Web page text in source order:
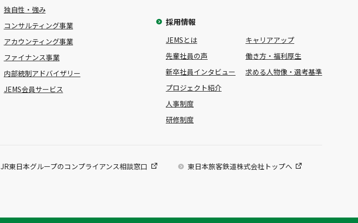
独自性・強み
コンサルティング事業
アカウンティング事業
ファイナンス事業
内部統制アドバイザリー
JEMS会員サービス
採用情報
JEMSとは
先輩社員の声
新卒社員インタビュー
プロジェクト紹介
人事制度
研修制度
キャリアアップ
働き方・福利厚生
求める人物像・選考基準
JR東日本グループのコンプライアンス相談窓口 東日本旅客鉄道株式会社トップへ